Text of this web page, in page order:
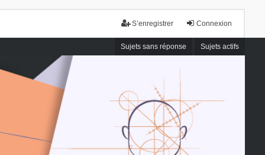
Connexion
S’enregistrer
Sujets sans réponse Sujets actifs